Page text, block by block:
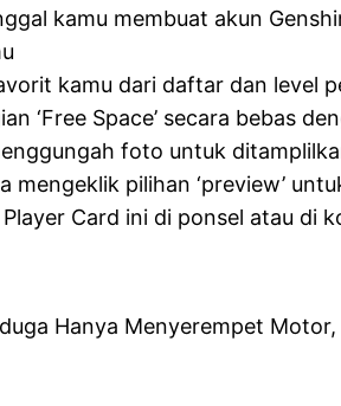
kamu membuat akun
kamu dari daftar dan level
‘Free Space’ secara bebas
foto untuk
mengeklik pilihan ‘preview’
Card ini di ponsel atau di
Hanya Menyerempet